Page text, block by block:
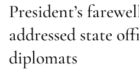
President’s
addressed state
diplomats